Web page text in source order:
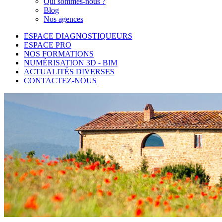
Blog
Nos agences
ESPACE DIAGNOSTIQUEURS
ESPACE PRO
NOS FORMATIONS
NUMÉRISATION 3D - BIM
ACTUALITÉS DIVERSES
CONTACTEZ-NOUS